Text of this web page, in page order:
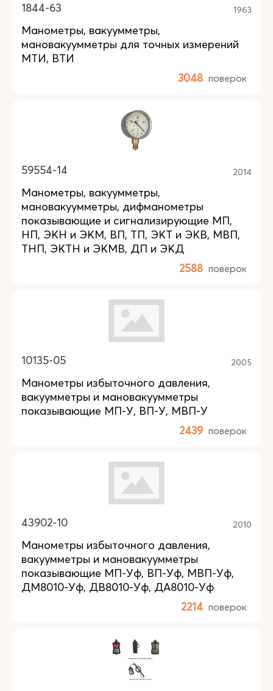
1844-63 1963
Манометры, вакуумметры,
мановакуумметры для точных измерений
МТИ, ВТИ
3048 поверок
59554-14 2014
Манометры, вакуумметры,
мановакуумметры, дифманометры
показывающие и сигнализирующие МП,
НП, ЭКН и ЭКМ, ВП, ТП, ЭКТ и ЭКВ, МВП,
ТНП, ЭКТН и ЭКМВ, ДП и ЭКД
2588 поверок
10135-05 2005
Манометры избыточного давления,
вакуумметры и мановакуумметры
показывающие МП-У, ВП-У, МВП-У
2439 поверок
43902-10 2010
Манометры избыточного давления,
вакуумметры и мановакуумметры
показывающие МП-Уф, ВП-Уф, МВП-Уф,
ДМ8010-Уф, ДВ8010-Уф, ДА8010-Уф
2214 поверок